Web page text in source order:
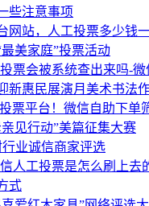
些注意事项
网站，人工投票多少钱
美家庭”投票活动
票会被系统查出来吗-
新惠民展演月美术书法
票平台！微信自助下单
见行动”美篇征集大赛
业诚信商家评选
人工投票是怎么刷上去
式